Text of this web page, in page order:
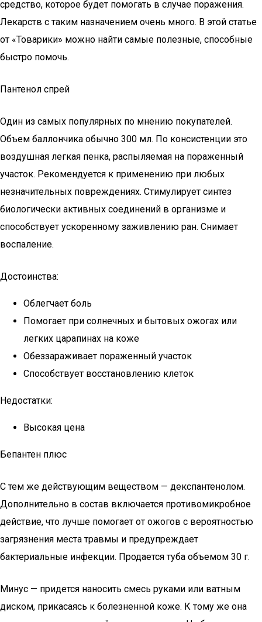
средство, которое будет помогать в случае поражения.
Лекарств с таким назначением очень много. В этой статье
от «Товарики» можно найти самые полезные, способные
быстро помочь.
Пантенол спрей
Один из самых популярных по мнению покупателей.
Объем баллончика обычно 300 мл. По консистенции это
воздушная легкая пенка, распыляемая на пораженный
участок. Рекомендуется к применению при любых
незначительных повреждениях. Стимулирует синтез
биологически активных соединений в организме и
способствует ускоренному заживлению ран. Снимает
воспаление.
Достоинства:
Облегчает боль
Помогает при солнечных и бытовых ожогах или
легких царапинах на коже
Обеззараживает пораженный участок
Способствует восстановлению клеток
Недостатки:
Высокая цена
Бепантен плюс
С тем же действующим веществом — декспантенолом.
Дополнительно в состав включается противомикробное
действие, что лучше помогает от ожогов с вероятностью
загрязнения места травмы и предупреждает
бактериальные инфекции. Продается туба объемом 30 г.
Минус — придется наносить смесь руками или ватным
диском, прикасаясь к болезненной коже. К тому же она